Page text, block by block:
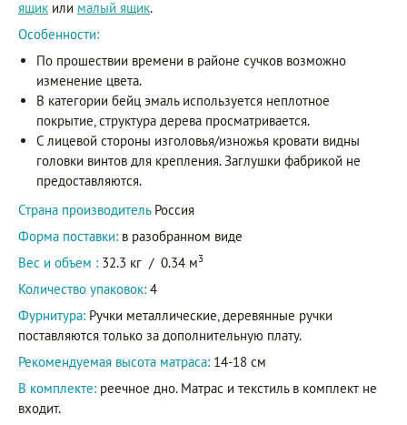
ящик или малый ящик.
Особенности:
По прошествии времени в районе сучков возможно
изменение цвета.
В категории бейц эмаль используется неплотное
покрытие, структура дерева просматривается.
С лицевой стороны изголовья/изножья кровати видны
головки винтов для крепления. Заглушки фабрикой не
предоставляются.
Страна производитель Россия
Форма поставки: в разобранном виде
Вес и объем : 32.3 кг / 0.34 м3
Количество упаковок: 4
Фурнитура: Ручки металлические, деревянные ручки
поставляются только за дополнительную плату.
Рекомендуемая высота матраса: 14-18 см
В комплекте: реечное дно. Матрас и текстиль в комплект не
входит.